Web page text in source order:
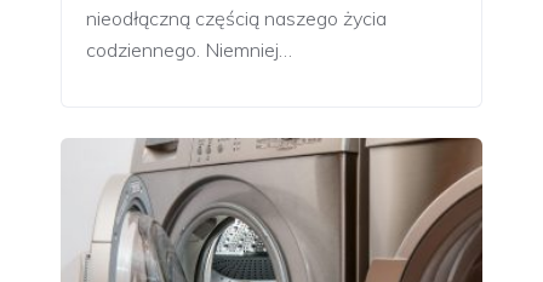
nieodłączną częścią naszego życia
codziennego. Niemniej…